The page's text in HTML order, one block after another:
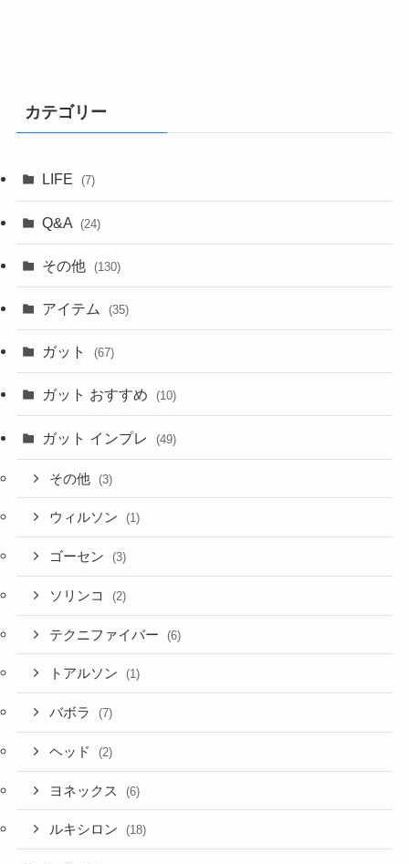
カテゴリー
LIFE (7)
Q&A (24)
その他 (130)
アイテム (35)
ガット (67)
ガット おすすめ (10)
ガット インプレ (49)
その他 (3)
ウィルソン (1)
ゴーセン (3)
ソリンコ (2)
テクニファイバー (6)
トアルソン (1)
バボラ (7)
ヘッド (2)
ヨネックス (6)
ルキシロン (18)